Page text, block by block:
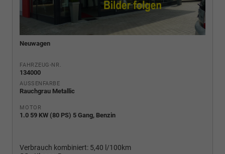
Neuwagen
FAHRZEUG-NR.
134000
AUSSENFARBE
Rauchgrau Metallic
MOTOR
1.0 59 KW (80 PS) 5 Gang, Benzin
Verbrauch kombiniert: 5,40 l/100km